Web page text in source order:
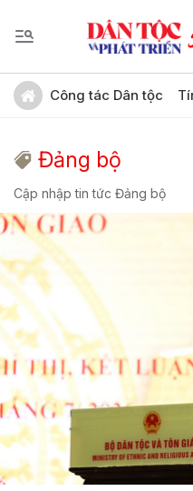
Công tác Dân tộc
Đảng bộ
Cập nhập tin tức Đảng bộ